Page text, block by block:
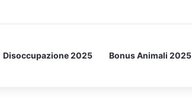
spaziale.
Disoccupazione 2025 Bonus Animali 2025